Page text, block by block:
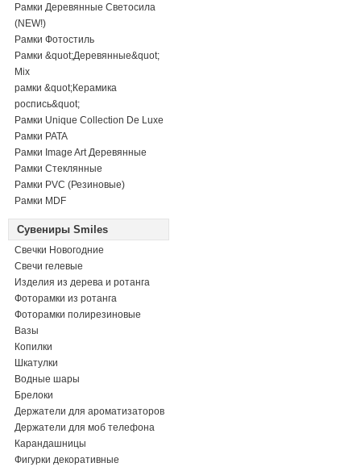
Рамки Деревянные Светосила
(NEW!)
Рамки Фотостиль
Рамки &quot;Деревянные&quot;
Mix
рамки &quot;Керамика
роспись&quot;
Рамки Unique Collection De Luxe
Рамки PATA
Рамки Image Art Деревянные
Рамки Стеклянные
Рамки PVC (Резиновые)
Рамки MDF
Сувениры Smiles
Свечки Новогодние
Свечи гелевые
Изделия из дерева и ротанга
Фоторамки из ротанга
Фоторамки полирезиновые
Вазы
Копилки
Шкатулки
Водные шары
Брелоки
Держатели для ароматизаторов
Держатели для моб телефона
Карандашницы
Фигурки декоративные